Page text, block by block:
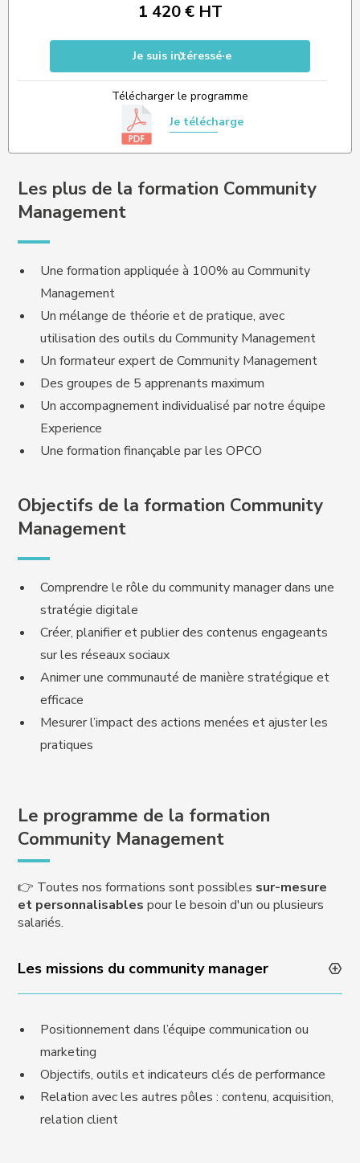
1 420 € HT
Je suis intéressé·e
Télécharger le programme
Je télécharge
Les plus de la formation Community
Management
Une formation appliquée à 100% au Community
Management
Un mélange de théorie et de pratique, avec
utilisation des outils du Community Management
Un formateur expert de Community Management
Des groupes de 5 apprenants maximum
Un accompagnement individualisé par notre équipe
Experience
Une formation finançable par les OPCO
Objectifs de la formation Community
Management
Comprendre le rôle du community manager dans une
stratégie digitale
Créer, planifier et publier des contenus engageants
sur les réseaux sociaux
Animer une communauté de manière stratégique et
efficace
Mesurer l’impact des actions menées et ajuster les
pratiques
Le programme de la formation
Community Management
👉 Toutes nos formations sont possibles sur-mesure
et personnalisables pour le besoin d'un ou plusieurs
salariés.
Les missions du community manager
Positionnement dans l’équipe communication ou
marketing
Objectifs, outils et indicateurs clés de performance
Relation avec les autres pôles : contenu, acquisition,
relation client